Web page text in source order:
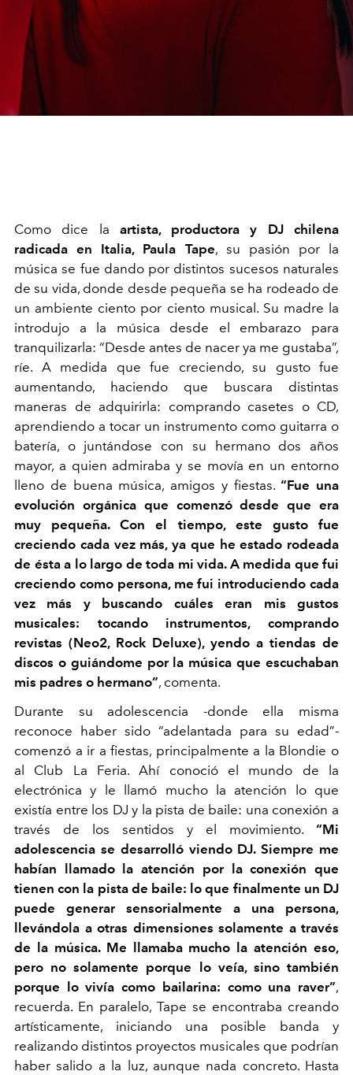
Como dice la artista, productora y DJ chilena
radicada en Italia, Paula Tape, su pasión por la
música se fue dando por distintos sucesos naturales
de su vida, donde desde pequeña se ha rodeado de
un ambiente ciento por ciento musical. Su madre la
introdujo a la música desde el embarazo para
tranquilizarla: “Desde antes de nacer ya me gustaba”,
ríe. A medida que fue creciendo, su gusto fue
aumentando, haciendo que buscara distintas
maneras de adquirirla: comprando casetes o CD,
aprendiendo a tocar un instrumento como guitarra o
batería, o juntándose con su hermano dos años
mayor, a quien admiraba y se movía en un entorno
lleno de buena música, amigos y fiestas.“Fue una
evolución orgánica que comenzó desde que era
muy pequeña. Con el tiempo, este gusto fue
creciendo cada vez más, ya que he estado rodeada
de ésta a lo largo de toda mi vida. A medida que fui
creciendo como persona, me fui introduciendo cada
vez más y buscando cuáles eran mis gustos
musicales: tocando instrumentos, comprando
revistas (Neo2, Rock Deluxe), yendo a tiendas de
discos o guiándome por la música que escuchaban
mis padres o hermano”, comenta.
Durante su adolescencia -donde ella misma
reconoce haber sido “adelantada para su edad”-
comenzó a ir a fiestas, principalmente a la Blondie o
al Club La Feria. Ahí conoció el mundo de la
electrónica y le llamó mucho la atención lo que
existía entre los DJ y la pista de baile: una conexión a
través de los sentidos y el movimiento. “Mi
adolescencia se desarrolló viendo DJ. Siempre me
habían llamado la atención por la conexión que
tienen con la pista de baile: lo que finalmente un DJ
puede generar sensorialmente a una persona,
llevándola a otras dimensiones solamente a través
de la música. Me llamaba mucho la atención eso,
pero no solamente porque lo veía, sino también
porque lo vivía como bailarina: como una raver”,
recuerda. En paralelo, Tape se encontraba creando
artísticamente, iniciando una posible banda y
realizando distintos proyectos musicales que podrían
haber salido a la luz, aunque nada concreto. Hasta